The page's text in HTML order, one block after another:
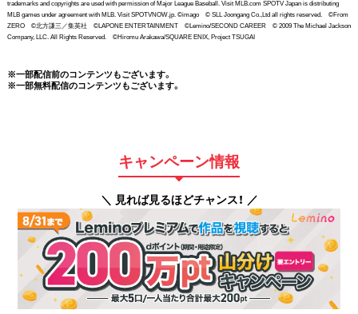
trademarks and copyrights are used with permission of Major League Baseball. Visit MLB.com SPOTV Japan is distributing
MLB games under agreement with MLB. Visit SPOTVNOW.jp. ©imago © SLL Joongang Co.,Ltd all rights reserved. ©From
ZERO ©北方謙三／集英社 ©LAPONE ENTERTAINMENT ©Lemino/SECOND CAREER © 2009 The Michael Jackson
Company, LLC. All Rights Reserved. ©Hiromu Arakawa/SQUARE ENIX, Project TSUGAI
※一部配信前のコンテンツもございます。
※一部無料配信のコンテンツもございます。
キャンペーン情報
＼ 見れば見るほどチャンス！ ／